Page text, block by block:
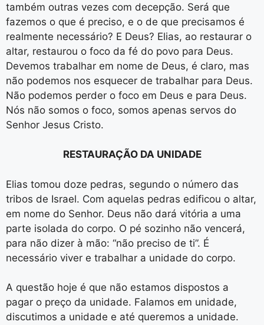
também outras vezes com decepção. Será que
fazemos o que é preciso, e o de que precisamos é
realmente necessário? E Deus? Elias, ao restaurar o
altar, restaurou o foco da fé do povo para Deus.
Devemos trabalhar em nome de Deus, é claro, mas
não podemos nos esquecer de trabalhar para Deus.
Não podemos perder o foco em Deus e para Deus.
Nós não somos o foco, somos apenas servos do
Senhor Jesus Cristo.
RESTAURAÇÃO DA UNIDADE
Elias tomou doze pedras, segundo o número das
tribos de Israel. Com aquelas pedras edificou o altar,
em nome do Senhor. Deus não dará vitória a uma
parte isolada do corpo. O pé sozinho não vencerá,
para não dizer à mão: “não preciso de ti”. É
necessário viver e trabalhar a unidade do corpo.
A questão hoje é que não estamos dispostos a
pagar o preço da unidade. Falamos em unidade,
discutimos a unidade e até queremos a unidade.